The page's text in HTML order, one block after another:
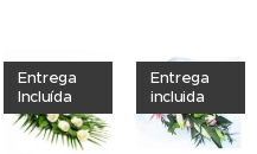
Entrega
Incluída
Entrega
incluida